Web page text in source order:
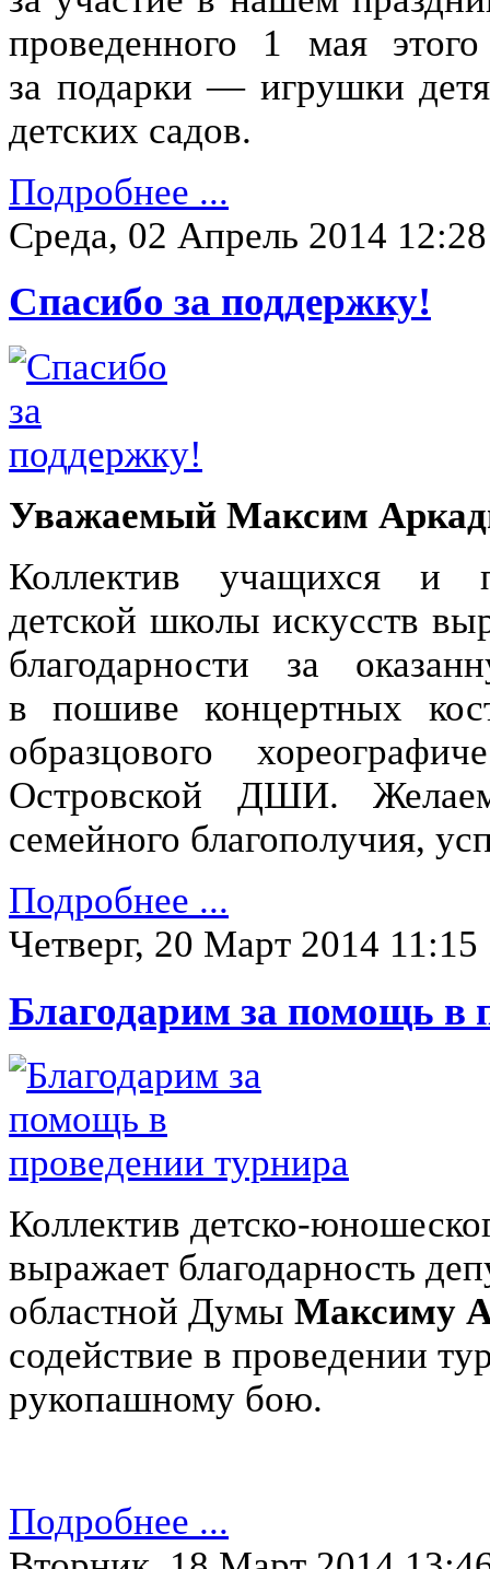
проведенного 1 мая
за подарки — игрушки
детских садов.
Подробнее ...
Среда, 02 Апрель 2014 12:28
Спасибо за поддержку!
Уважаемый Максим
Коллектив учащихся и
детской школы искусств
благодарности за
в пошиве концертных
образцового
Островской ДШИ.
семейного благополучия,
Подробнее ...
Четверг, 20 Март 2014 11:15
Благодарим за помощь в
Коллектив детско-
выражает благодарность
областной Думы Максиму
содействие в проведении
рукопашному бою.
Подробнее ...